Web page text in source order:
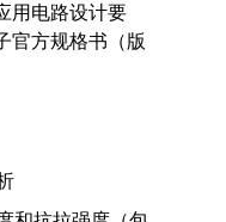
用电路设计要
官方规格书（版